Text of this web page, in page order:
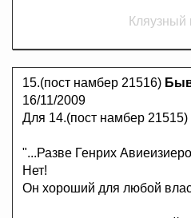
Кляузный
15.(пост намбер 21516)
16/11/2009
Для 14.(пост намбер 21515)
"...Разве Генрих
Нет!
Он хороший для любой